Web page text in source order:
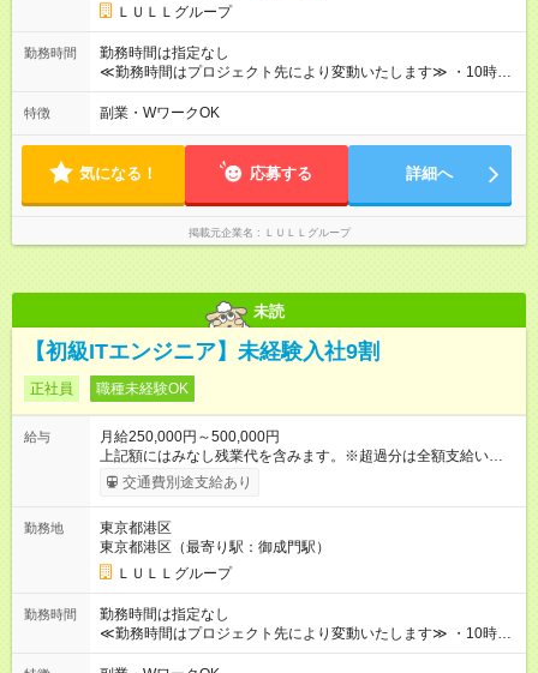
キルを考慮し初任給を決定。経験者の方は前給考慮も可能で
す！ ◎昇給年1回（研修終了後） ◎賞与年2回（2月・8月）＋業
績賞与あり ◤スキルアップも、収入アップも。◢ 入社後の成長
や頑張りは、しっかり給与で還元しています。 実際にほぼ全員
上アップした社員も。 エンジニアへの還元率は業界高水準の
87％。 スキルを磨いた分だけ、収入アップも目指せる環境で
す！ 【試用期間】試用期間あり 試用期間の長さ：6ヶ月 ※ 雇用
形態と給与に、本採用時と異なる部分があります。 雇用形態：
中途採用（契約社員） 給与：月給 230,000円以上 上記額にはみ
なし残業代を含みます。※超過分は全額支給いたします。 みな
別途支給いたします ※研修期間中（最大12ヶ月間）も、試用期
ＬＵＬＬグループ
勤務時間
勤務時間は指定なし
≪勤務時間はプロジェクト先により変動いたします≫ ・10時00
分～19時00分（休憩1時間） ・9時00分～18時00分（休憩1時
間） ＼平日夜も、ちゃんと「自分時間」がつくれます／ 残業は
やサウナなど、 趣味の時間を楽しむ社員も多くいます◎
特徴 副業・WワークOK
気になる！ 応募する 詳細へ
掲載元企業名 ＬＵＬＬグループ
未読
【初級ITエンジニア】未経験入社9割
正社員 職種未経験OK
給与
月給250,000円～500,000円
上記額にはみなし残業代を含みます。※超過分は全額支給いたし
ます。 みなし残業代 21,675円／月 みなし残業時間 12時間／月 -
------------------------------------------------------- ≪経験者の方は以下と
万円～＋業績賞与＋交通費＋各種手当 ※固定残業代（30時間/6
万6，610円分）を含む。超過分は追加支給いたします 能力やス
キルを考慮し初任給を決定。経験者の方は前給考慮も可能で
す！ ◎昇給年1回（研修終了後） ◎賞与年2回（2月・8月）＋業
績賞与あり ◤スキルアップも、収入アップも。◢ 入社後の成長
や頑張りは、しっかり給与で還元しています。 実際にほぼ全員
上アップした社員も。 エンジニアへの還元率は業界高水準の
交通費別途支給あり
勤務地
東京都港区
東京都港区（最寄り駅：御成門駅）
ＬＵＬＬグループ
勤務時間
勤務時間は指定なし
≪勤務時間はプロジェクト先により変動いたします≫ ・10時00
分～19時00分（休憩1時間） ・9時00分～18時00分（休憩1時